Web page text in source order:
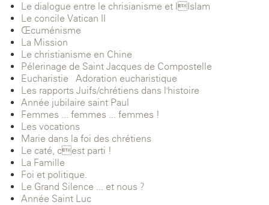
Horaires d'ouvertures
Contacts
Mentions légales
Catalogue des livres
Catalogue des revues
Acquisitions
Bibliographies
Conférences
Agenda
Le dialogue entre le chrisianisme et lIslam
Le concile Vatican II
Œcuménisme
La Mission
Le christianisme en Chine
Pélerinage de Saint Jacques de Compostelle
Eucharistie - Adoration eucharistique
Les rapports Juifs/chrétiens dans l'histoire
Année jubilaire saint Paul
Femmes ... femmes ... femmes !
Les vocations
Marie dans la foi des chrétiens
Le caté, cest parti !
La Famille
Foi et politique.
Le Grand Silence ... et nous ?
Année Saint-Luc